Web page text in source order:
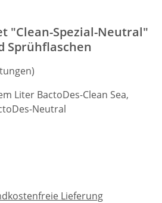
"Clean-Spezial-Neutral"
Sprühflaschen
Liter BactoDes-Clean Sea,
Neutral
Lieferung